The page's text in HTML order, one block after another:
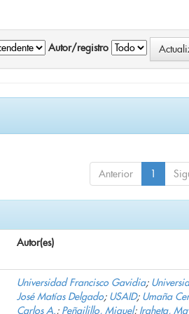
Autor/registro
Anterior 1
Autor(es)
Universidad Francisco Gavidia;
José Matías Delgado; USAID; Umaña
Carlos A.; Peñailillo, Miguel; Iraheta,